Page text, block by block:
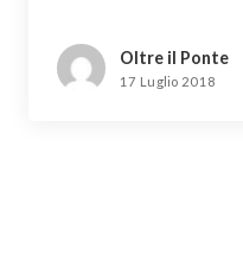
Oltre il Ponte
17 Luglio 2018